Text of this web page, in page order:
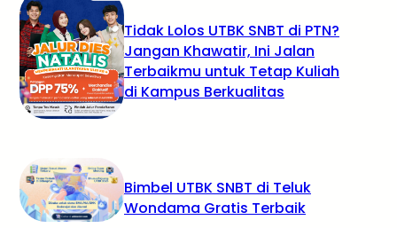
Tidak Lolos UTBK SNBT di PTN?
Jangan Khawatir, Ini Jalan
Terbaikmu untuk Tetap Kuliah
di Kampus Berkualitas
Bimbel UTBK SNBT di Teluk
Wondama Gratis Terbaik